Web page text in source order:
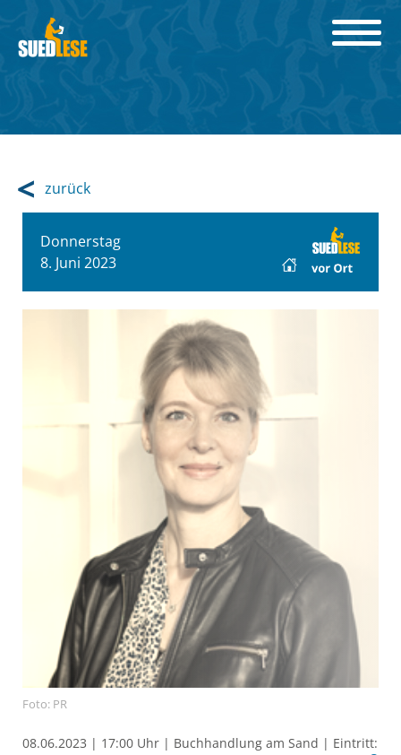
zurück
Donnerstag
8. Juni 2023
Foto: PR
08.06.2023 | 17:00 Uhr | Buchhandlung am Sand | Eintritt: